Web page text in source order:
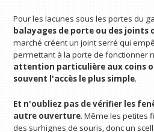
Pour les lacunes sous les portes du
balayages de porte ou des joints
marché créent un joint serré qui
permettant à la porte de fonctionner
attention particulière aux coins
souvent l'accès le plus simple.
Et n'oubliez pas de vérifier les
autre ouverture. Même les petites
des surhignes de souris, donc un